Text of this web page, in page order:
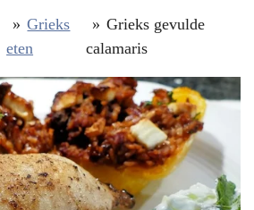
» Grieks
eten
» Grieks gevulde
calamaris